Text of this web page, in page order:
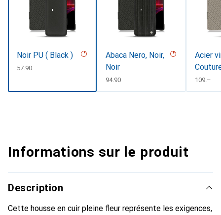
Noir PU ( Black )
CHF
57.90
Abaca Nero, Noir,
Noir
CHF
94.90
Acier
CHF
109.–
Informations sur le produit
Description
Cette housse en cuir pleine fleur représente les exigences,